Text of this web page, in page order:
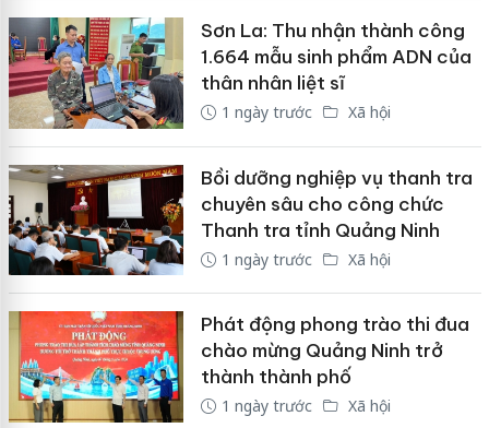
Sơn La: Thu nhận thành công
1.664 mẫu sinh phẩm ADN của
thân nhân liệt sĩ
1 ngày trước Xã hội
Bồi dưỡng nghiệp vụ thanh tra
chuyên sâu cho công chức
Thanh tra tỉnh Quảng Ninh
1 ngày trước Xã hội
Phát động phong trào thi đua
chào mừng Quảng Ninh trở
thành thành phố
1 ngày trước Xã hội